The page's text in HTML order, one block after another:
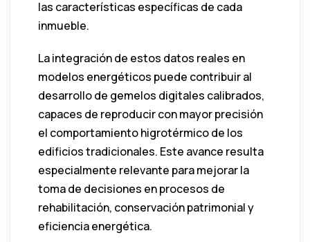
las características específicas de cada
inmueble.
La integración de estos datos reales en
modelos energéticos puede contribuir al
desarrollo de gemelos digitales calibrados,
capaces de reproducir con mayor precisión
el comportamiento higrotérmico de los
edificios tradicionales. Este avance resulta
especialmente relevante para mejorar la
toma de decisiones en procesos de
rehabilitación, conservación patrimonial y
eficiencia energética.